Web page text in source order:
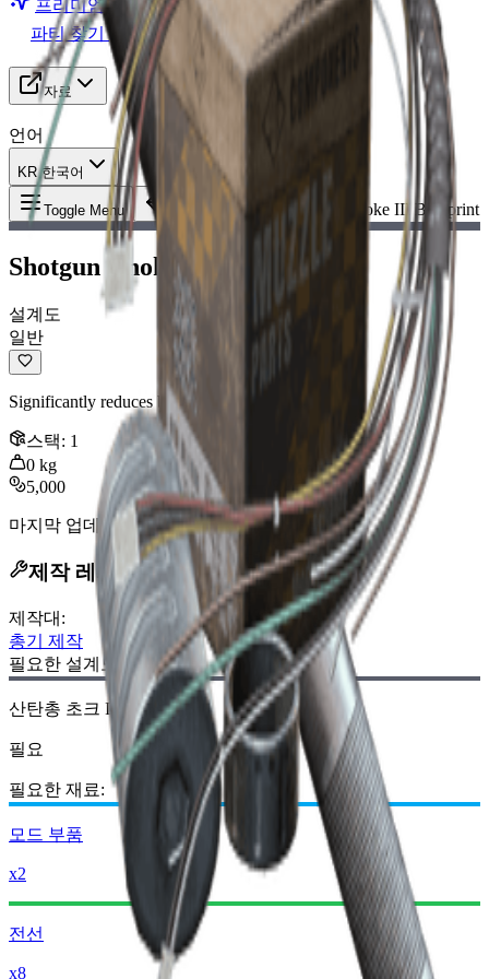
프리미엄 전환
파티 찾기 (LFG)
자료
언어
KR 한국어
Toggle Menu 아이템 Shotgun Choke III Blueprint
Shotgun Choke III Blueprint
설계도
일반
Significantly reduces base dispersion.
스택: 1
0 kg
5,000
마지막 업데이트 :Dec 07, 2025
제작 레시피
제작대 :
총기 제작
필요한 설계도:
산탄총 초크 III 설계도
필요
필요한 재료:
모드 부품
x2
전선
x8